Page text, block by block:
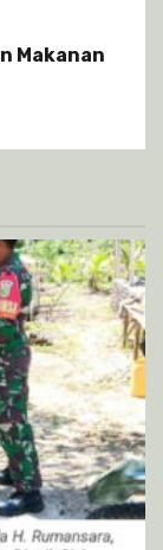
Makanan